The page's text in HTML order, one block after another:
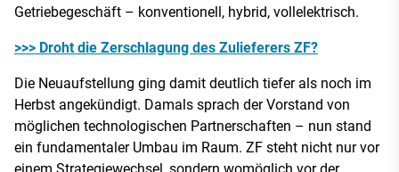
Getriebegeschäft – konventionell, hybrid, vollelektrisch.
>>> Droht die Zerschlagung des Zulieferers ZF?
Die Neuaufstellung ging damit deutlich tiefer als noch im
Herbst angekündigt. Damals sprach der Vorstand von
möglichen technologischen Partnerschaften – nun stand
ein fundamentaler Umbau im Raum. ZF steht nicht nur vor
einem Strategiewechsel, sondern womöglich vor der